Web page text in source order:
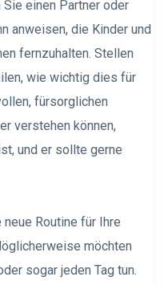
einen Partner oder
anweisen, die Kinder und
fernzuhalten. Stellen
wie wichtig dies für
fürsorglichen
verstehen können,
und er sollte gerne
Routine für Ihre
möchten
sogar jeden Tag tun.